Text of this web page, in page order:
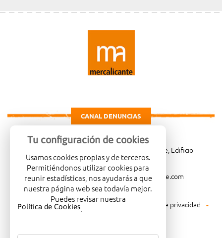
CANAL DENUNCIAS
Carretera de Madrid Km. 4, 03114 Alicante, Edificio
Administrativo, planta 3ª
966081001
merca@mercalicante.com
Aviso legal Política de cookies
Política de privacidad
Política medioambiental
Tu configuración de cookies
Usamos cookies propias y de terceros.
Permitiéndonos utilizar cookies para
reunir estadísticas, nos ayudarás a que
nuestra página web sea todavía mejor.
Puedes revisar nuestra
Política de Cookies.